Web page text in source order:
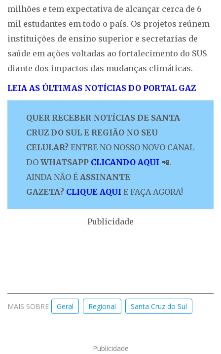
milhões e tem expectativa de alcançar cerca de 6
mil estudantes em todo o país. Os projetos reúnem
instituições de ensino superior e secretarias de
saúde em ações voltadas ao fortalecimento do SUS
diante dos impactos das mudanças climáticas.
LEIA AS ÚLTIMAS NOTÍCIAS DO PORTAL GAZ
QUER RECEBER NOTÍCIAS DE SANTA
CRUZ DO SUL E REGIÃO NO SEU
CELULAR? ENTRE NO NOSSO NOVO CANAL
DO WHATSAPP CLICANDO AQUI 📲.
AINDA NÃO É ASSINANTE
GAZETA? CLIQUE AQUI E FAÇA AGORA!
Publicidade
MAIS SOBRE Geral Regional Santa Cruz do Sul
Publicidade